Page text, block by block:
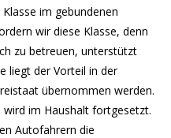
im gebundenen
wir diese Klasse, denn
zu betreuen, unterstützt
liegt der Vorteil in der
übernommen werden.
wird im Haushalt fortgesetzt.
Autofahrern die